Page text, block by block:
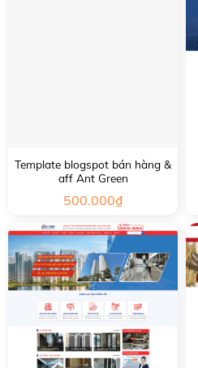
Template blogspot bán hàng &
aff Ant Green
500.000₫